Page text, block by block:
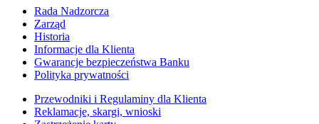
Rada Nadzorcza
Zarząd
Historia
Informacje dla Klienta
Gwarancje bezpieczeństwa Banku
Polityka prywatności
Przewodniki i Regulaminy dla Klienta
Reklamacje, skargi, wnioski